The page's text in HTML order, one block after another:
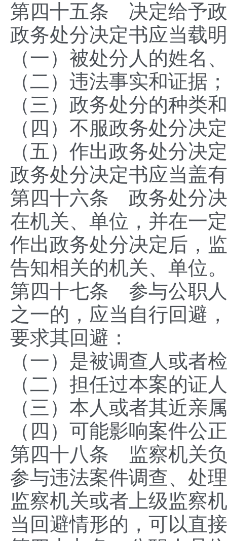
第四十五条 决定给予
政务处分决定书应当载
（一）被处分人的姓名
（二）违法事实和证据；
（三）政务处分的种类
（四）不服政务处分决
（五）作出政务处分决
政务处分决定书应当盖
第四十六条 政务处分
在机关、单位，并在一
作出政务处分决定后，
告知相关的机关、单位。
第四十七条 参与公职
之一的，应当自行回避
要求其回避：
（一）是被调查人或者
（二）担任过本案的证
（三）本人或者其近亲
（四）可能影响案件公
第四十八条 监察机关
参与违法案件调查、处
监察机关或者上级监察
当回避情形的，可以直